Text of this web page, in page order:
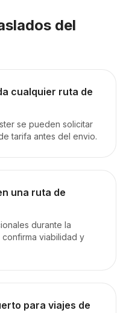
del
cualquier ruta de
se pueden solicitar
tarifa antes del envio.
una ruta de
durante la
viabilidad y
para viajes de